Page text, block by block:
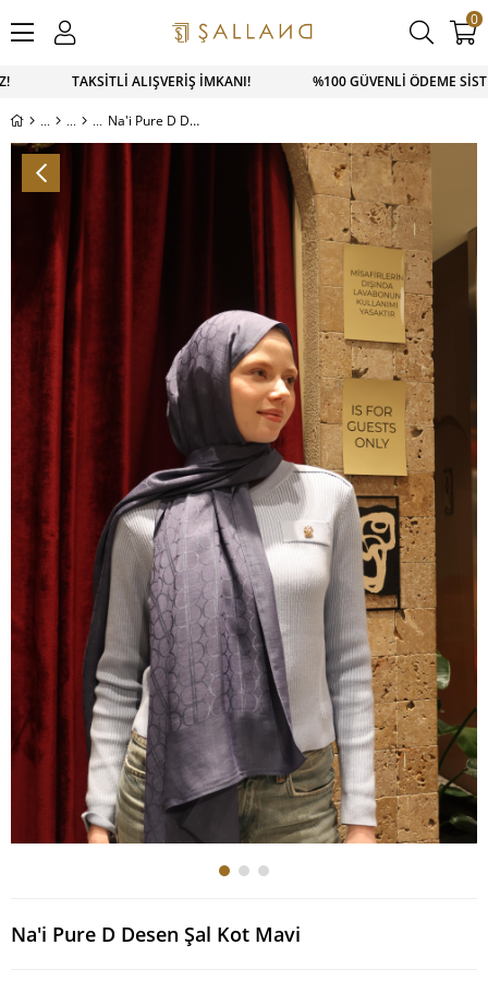
TAKSİTLİ ALIŞVERİŞ İMKANI! %100 GÜVENLİ ÖDEME
0
Na'i Pure D Desen Şal Kot Mavi
Na'i Pure D Desen Şal Kot Mavi